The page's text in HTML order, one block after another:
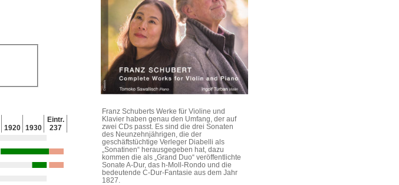
1920 1930
Eintr.
237
Franz Schuberts Werke für Violine und
Klavier haben genau den Umfang, der auf
zwei CDs passt. Es sind die drei Sonaten
des Neunzehnjährigen, die der
geschäftstüchtige Verleger Diabelli als
„Sonatinen“ herausgegeben hat, dazu
kommen die als „Grand Duo“ veröffentlichte
Sonate A-Dur, das h-Moll-Rondo und die
bedeutende C-Dur-Fantasie aus dem Jahr
1827.